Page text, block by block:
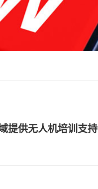
提供无人机培训支持